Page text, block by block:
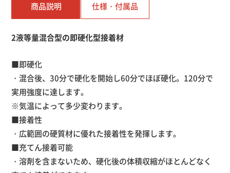
商品説明 仕様・ 付属品
2液等量混合型の即硬化型接着材
■即硬化
・混合後、30分で硬化を開始し60分でほぼ硬化。120分で
実用強度に達します。
※気温によって多少変わります。
■接着性
・広範囲の硬質材に優れた接着性を発揮します。
■充てん接着可能
・溶剤を含まないため、硬化後の体積収縮がほとんどなく